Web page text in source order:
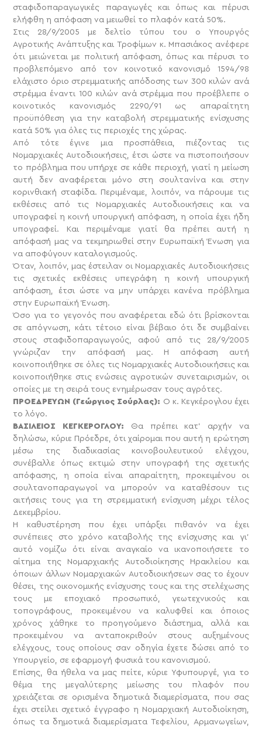
σταφιδοπαραγωγικές παραγωγές και όπως και πέρυσι
ελήφθη η απόφαση να μειωθεί το πλαφόν κατά 50%.
Στις 28/9/2005 με δελτίο τύπου του ο Υπουργός
Αγροτικής Ανάπτυξης και Τροφίμων κ. Μπασιάκος ανέφερε
ότι μειώνεται με πολιτική απόφαση, όπως και πέρυσι το
προβλεπόμενο από τον κοινοτικό κανονισμό 1594/98
ελάχιστο όριο στρεμματικής απόδοσης των 300 κιλών ανά
στρέμμα έναντι 100 κιλών ανά στρέμμα που προέβλεπε ο
κοινοτικός κανονισμός 2290/91 ως απαραίτητη
προϋπόθεση για την καταβολή στρεμματικής ενίσχυσης
κατά 50% για όλες τις περιοχές της χώρας.
Από τότε έγινε μια προσπάθεια, πιέζοντας τις
Νομαρχιακές Αυτοδιοικήσεις, έτσι ώστε να πιστοποιήσουν
το πρόβλημα που υπήρχε σε κάθε περιοχή, γιατί η μείωση
αυτή δεν αναφέρεται μόνο στη σουλτανίνα και στην
κορινθιακή σταφίδα. Περιμέναμε, λοιπόν, να πάρουμε τις
εκθέσεις από τις Νομαρχιακές Αυτοδιοικήσεις και να
υπογραφεί η κοινή υπουργική απόφαση, η οποία έχει ήδη
υπογραφεί. Και περιμέναμε γιατί θα πρέπει αυτή η
απόφασή μας να τεκμηριωθεί στην Ευρωπαϊκή Ένωση για
να αποφύγουν καταλογισμούς.
Όταν, λοιπόν, μας έστειλαν οι Νομαρχιακές Αυτοδιοικήσεις
τις σχετικές εκθέσεις υπεγράφη η κοινή υπουργική
απόφαση, έτσι ώστε να μην υπάρχει κανένα πρόβλημα
στην Ευρωπαϊκή Ένωση.
Όσο για το γεγονός που αναφέρεται εδώ ότι βρίσκονται
σε απόγνωση, κάτι τέτοιο είναι βέβαιο ότι δε συμβαίνει
στους σταφιδοπαραγωγούς, αφού από τις 28/9/2005
γνώριζαν την απόφασή μας. Η απόφαση αυτή
κοινοποιήθηκε σε όλες τις Νομαρχιακές Αυτοδιοικήσεις και
κοινοποιήθηκε στις ενώσεις αγροτικών συνεταιρισμών, οι
οποίες με τη σειρά τους ενημέρωσαν τους αγρότες.
ΠΡΟΕΔΡΕΥΩΝ (Γεώργιος Σούρλας): Ο κ. Κεγκέρογλου έχει
το λόγο.
ΒΑΣΙΛΕΙΟΣ ΚΕΓΚΕΡΟΓΛΟΥ: Θα πρέπει κατ’ αρχήν να
δηλώσω, κύριε Πρόεδρε, ότι χαίρομαι που αυτή η ερώτηση
μέσω της διαδικασίας κοινοβουλευτικού ελέγχου,
συνέβαλλε όπως εκτιμώ στην υπογραφή της σχετικής
απόφασης, η οποία είναι απαραίτητη, προκειμένου οι
σουλτανοπαραγωγοί να μπορούν να καταθέσουν τις
αιτήσεις τους για τη στρεμματική ενίσχυση μέχρι τέλος
Δεκεμβρίου.
Η καθυστέρηση που έχει υπάρξει πιθανόν να έχει
συνέπειες στο χρόνο καταβολής της ενίσχυσης και γι’
αυτό νομίζω ότι είναι αναγκαίο να ικανοποιήσετε το
αίτημα της Νομαρχιακής Αυτοδιοίκησης Ηρακλείου και
όποιων άλλων Νομαρχιακών Αυτοδιοικήσεων σας το έχουν
θέσει, της οικονομικής ενίσχυσης τους και της στελέχωσης
τους με εποχιακό προσωπικό, γεωτεχνικούς και
τοπογράφους, προκειμένου να καλυφθεί και όποιος
χρόνος χάθηκε το προηγούμενο διάστημα, αλλά και
προκειμένου να ανταποκριθούν στους αυξημένους
ελέγχους, τους οποίους σαν οδηγία έχετε δώσει από το
Υπουργείο, σε εφαρμογή φυσικά του κανονισμού.
Επίσης, θα ήθελα να μας πείτε, κύριε Υφυπουργέ, για το
θέμα της μεγαλύτερης μείωσης του πλαφόν που
χρειάζεται σε ορισμένα δημοτικά διαμερίσματα, που σας
έχει στείλει σχετικό έγγραφο η Νομαρχιακή Αυτοδιοίκηση,
όπως τα δημοτικά διαμερίσματα Τεφελίου, Αρμανωγείων,